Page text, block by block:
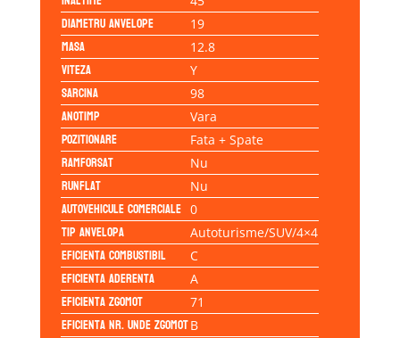
Diametru anvelope 19
Masa 12.8
Viteza Y
Sarcina 98
Anotimp Vara
Pozitionare Fata + Spate
Ramforsat Nu
Runflat Nu
Autovehicule comerciale 0
Tip anvelopa Autoturisme/SUV/4×4
Eficienta Combustibil C
Eficienta Aderenta A
Eficienta Zgomot 71
Eficienta Nr. Unde ZgomotB